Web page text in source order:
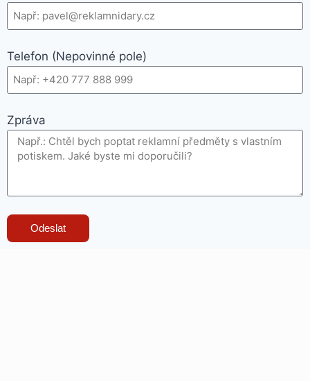
Telefon (Nepovinné pole)
Zpráva
Odeslat